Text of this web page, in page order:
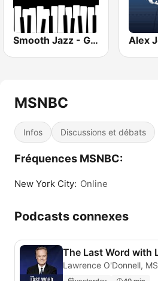
Smooth Jazz - Groov
MSNBC
Infos Discussions et débats
Fréquences MSNBC:
New York City: Online
Podcasts connexes
The Last Word with
Lawrence O'Donnell,